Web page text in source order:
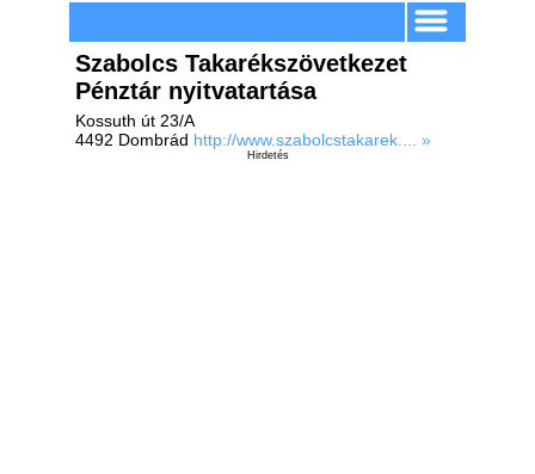
Szabolcs Takarékszövetkezet
Pénztár nyitvatartása
Kossuth út 23/A
4492 Dombrád http://www.szabolcstakarek.... »
Hirdetés